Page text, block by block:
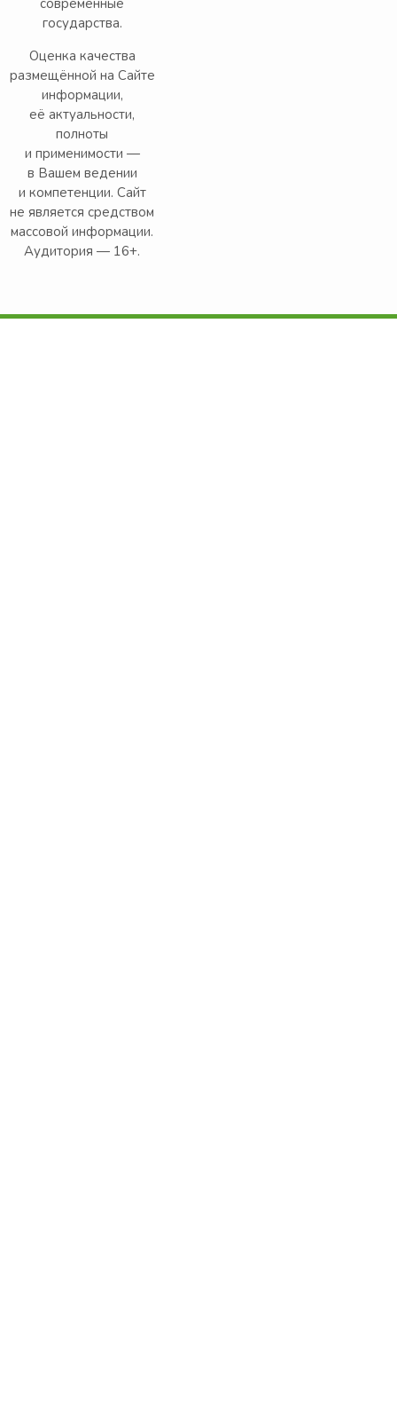
государства.
Оценка качества
размещённой на Сайте
информации,
её актуальности,
полноты
и применимости —
в Вашем ведении
и компетенции. Сайт
не является средством
массовой информации.
Аудитория — 16+.